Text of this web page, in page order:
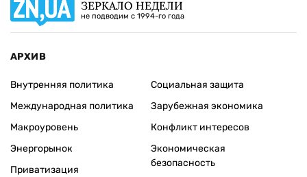
ЗЕРКАЛО НЕДЕЛИ
не подводим с 1994-го года
АРХИВ
Внутренняя политика
Международная политика
Макроуровень
Энергорынок
Приватизация
Социальная защита
Зарубежная экономика
Конфликт интересов
Экономическая
безопасность